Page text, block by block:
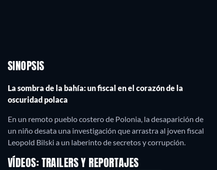
SINOPSIS
La sombra de la bahía: un fiscal en el corazón de la
oscuridad polaca
En un remoto pueblo costero de Polonia, la desaparición de
un niño desata una investigación que arrastra al joven fiscal
Leopold Bilski a un laberinto de secretos y corrupción.
VÍDEOS: TRAILERS Y REPORTAJES